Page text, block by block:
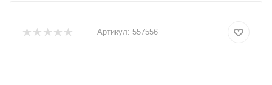
Артикул: 557556